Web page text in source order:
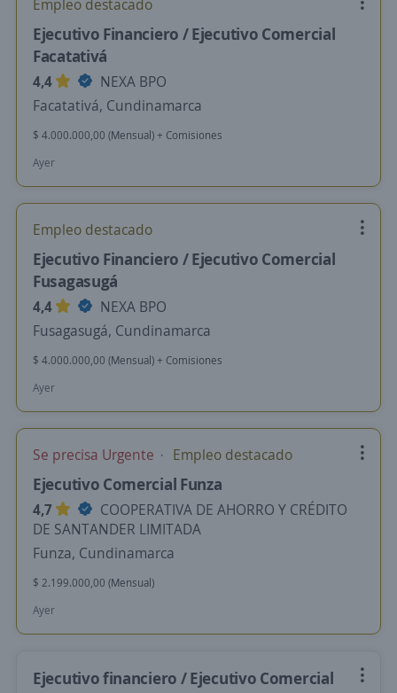
Empleo destacado
Ejecutivo Financiero / Ejecutivo Comercial
Facatativá
4,4
NEXA BPO
Facatativá, Cundinamarca
$ 4.000.000,00 (Mensual) + Comisiones
Ayer
Empleo destacado
Ejecutivo Financiero / Ejecutivo Comercial
Fusagasugá
4,4
NEXA BPO
Fusagasugá, Cundinamarca
$ 4.000.000,00 (Mensual) + Comisiones
Ayer
Se precisa Urgente Empleo destacado
Ejecutivo Comercial Funza
4,7
COOPERATIVA DE AHORRO Y CRÉDITO
DE SANTANDER LIMITADA
Funza, Cundinamarca
$ 2.199.000,00 (Mensual)
Ayer
Ejecutivo financiero / Ejecutivo Comercial